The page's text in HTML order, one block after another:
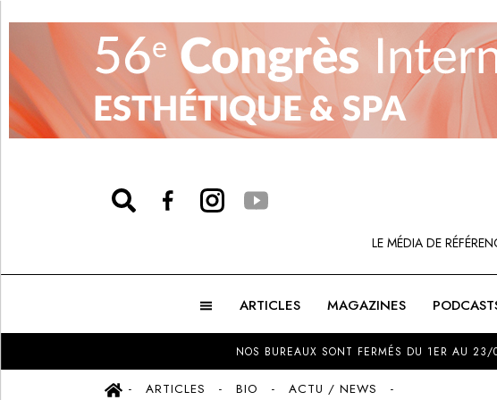
LE MÉDIA DE
ARTICLES MAGAZINES
NOS BUREAUX SONT FERMÉS DU 1ER AU
ARTICLES BIO
ACTU / NEWS